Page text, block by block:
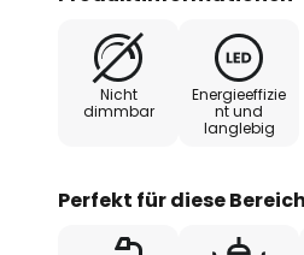
Die
Alltag
Nicht
dimmbar
Energieeffizie
nt und
langlebig
Perfekt für diese